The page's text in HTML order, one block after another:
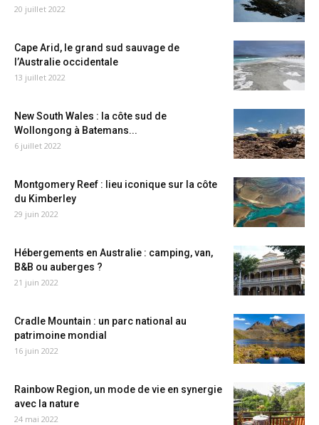
20 juillet 2022
Cape Arid, le grand sud sauvage de
l’Australie occidentale
13 juillet 2022
New South Wales : la côte sud de
Wollongong à Batemans...
6 juillet 2022
Montgomery Reef : lieu iconique sur la côte
du Kimberley
29 juin 2022
Hébergements en Australie : camping, van,
B&B ou auberges ?
21 juin 2022
Cradle Mountain : un parc national au
patrimoine mondial
16 juin 2022
Rainbow Region, un mode de vie en synergie
avec la nature
24 mai 2022